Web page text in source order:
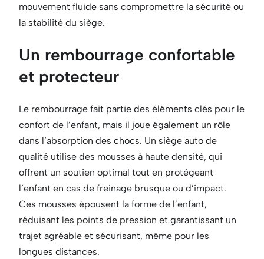
mouvement fluide sans compromettre la sécurité ou
la stabilité du siège.
Un rembourrage confortable
et protecteur
Le rembourrage fait partie des éléments clés pour le
confort de l’enfant, mais il joue également un rôle
dans l’absorption des chocs. Un siège auto de
qualité utilise des mousses à haute densité, qui
offrent un soutien optimal tout en protégeant
l’enfant en cas de freinage brusque ou d’impact.
Ces mousses épousent la forme de l’enfant,
réduisant les points de pression et garantissant un
trajet agréable et sécurisant, même pour les
longues distances.